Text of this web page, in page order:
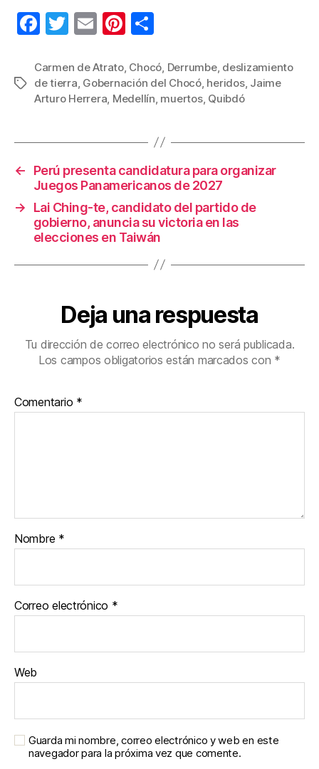
F
c
e
o
o
k
T
tt
er
E
ail
Pi
er
e
m
p
tir
Etiquetas
Carmen de Atrato, Chocó Derrumbe, deslizamiento
de tierra Gobernación del Chocó, heridos, Jaime
Arturo Herrera Medellín muertos, Quibdó
←
Perú presenta candidatura para organizar
Juegos Panamericanos de 2027
→
Lai Ching-te, candidato del partido de
gobierno, anuncia su victoria en las
elecciones en Taiwán
Deja una respuesta
Tu dirección de correo electrónico no será publicada.
Los campos obligatorios están marcados con *
Comentario *
Nombre *
Correo electrónico *
Web
Guarda mi nombre, correo electrónico y web en este
navegador para la próxima vez que comente.